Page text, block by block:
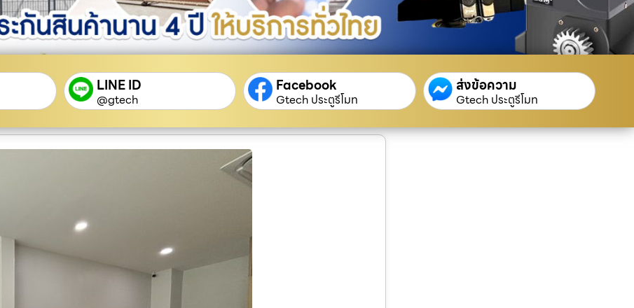
LINE ID
@gtech
Facebook
Gtech ประตูรีโมท
ส่งข้อความ
Gtech ประตูรีโมท